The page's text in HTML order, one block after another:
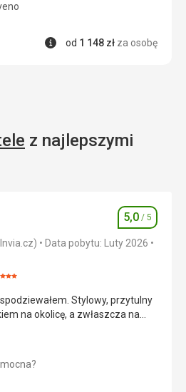
Informacje
od 1 148 zł za osobę
z najlepszymi
Ocena
5,0 / 5
Data pobytu: Luty 2026
Ocena:
Stylowy, przytulny
na okolicę, a zwłaszcza na
Kolacje składały się z
ciekawe w smaku i ładnie
miła. Byliśmy bardzo
Stylowy, przytulny
na okolicę, a zwłaszcza na
przerosło moje oczekiwania.
Kolacje składały się z